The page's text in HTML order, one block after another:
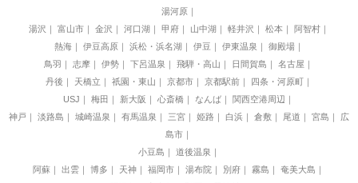
湯河原
湯沢
富山市 金沢 河口湖 甲府 山中湖 軽井沢 松本
阿智村
熱海
伊豆高原 浜松・浜名湖 伊豆 伊東温泉
御殿場
鳥羽
志摩 伊勢 下呂温泉 飛騨・高山 日間賀島
名古屋
丹後
天橋立 祇園・東山 京都市 京都駅前
四条・河原町
USJ
梅田 新大阪 心斎橋 なんば
関西空港周辺
神戸
淡路島 城崎温泉 有馬温泉 三宮 姫路 白浜 倉敷 尾道 宮島
広
島市
小豆島
道後温泉
阿蘇
出雲 博多 天神 福岡市 湯布院 別府 霧島
奄美大島